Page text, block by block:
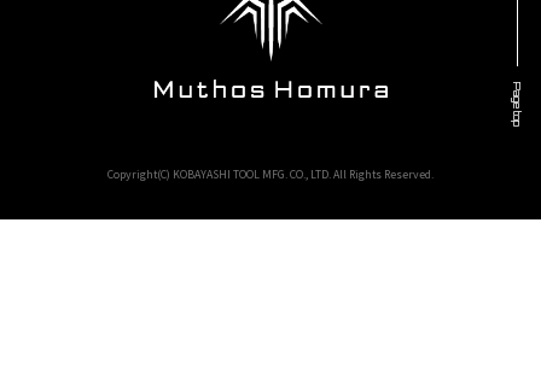
Copyright(C) KOBAYASHI TOOL MFG. CO., LTD. All Rights Reserved.
Page top